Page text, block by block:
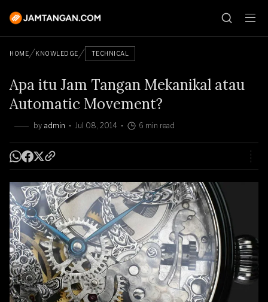
HOME KNOWLEDGE TECHNICAL
Apa itu Jam Tangan Mekanikal atau
Automatic Movement?
by admin Jul 08, 2014 6 min read